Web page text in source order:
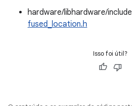
hardware/libhardware/
fused_location.h
Isso foi útil?